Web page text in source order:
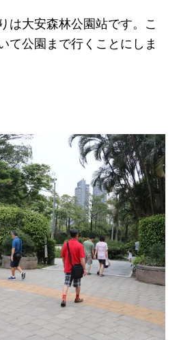
は大安森林公園站です。こ
て公園まで行くことにしま